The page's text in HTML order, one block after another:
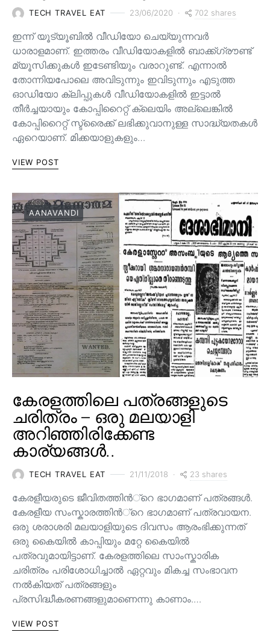
TECH TRAVEL EAT 23/06/2020 702 shares
ഇന്ന് യൂട്യൂബിൽ വീഡിയോ ചെയ്യുന്നവർ
ധാരാളമാണ്. ഇത്തരം വീഡിയോകളിൽ ബാക്ക്ഗ്രൗണ്ട്
മ്യൂസിക്കുകൾ ഇടേണ്ടിയും വരാറുണ്ട്. എന്നാൽ
തോന്നിയപോലെ അവിടുന്നും ഇവിടുന്നും എടുത്ത
ഓഡിയോ ക്ലിപ്പുകൾ വീഡിയോകളിൽ ഇട്ടാൽ
തീർച്ചയായും കോപ്പിറൈറ്റ് ക്ലെയിം അല്ലെങ്കിൽ
കോപ്പിറൈറ്റ് സ്ട്രൈക്ക് ലഭിക്കുവാനുള്ള സാദ്ധ്യതകൾ
ഏറെയാണ്. മിക്കയാളുകളും…
VIEW POST
AANAVANDI
കേരളത്തിലെ പത്രങ്ങളുടെ
ചരിത്രം – ഒരു മലയാളി
അറിഞ്ഞിരിക്കേണ്ട
കാര്യങ്ങൾ..
TECH TRAVEL EAT 21/11/2018 23 shares
കേരളീയരുടെ ജീവിതത്തിന്‍്റെ ഭാഗമാണ് പത്രങ്ങള്‍.
കേരളീയ സംസ്കാരത്തിന്‍്റെ ഭാഗമാണ് പത്രവായന.
ഒരു ശരാശരി മലയാളിയുടെ ദിവസം ആരംഭിക്കുന്നത്
ഒരു കൈയില്‍ കാപ്പിയും മറ്റേ കൈയില്‍
പത്രവുമായിട്ടാണ്. കേരളത്തിലെ സാംസ്കാരിക
ചരിത്രം പരിശോധിച്ചാല്‍ ഏറ്റവും മികച്ച സംഭാവന
നല്‍കിയത് പത്രങ്ങളും
പ്രസിദ്ധീകരണങ്ങളുമാണെന്നു കാണാം.…
VIEW POST